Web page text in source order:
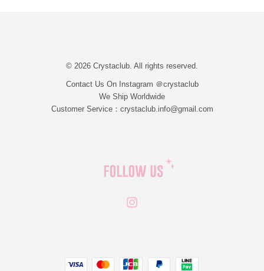
© 2026 Crystaclub. All rights reserved.
Contact Us On Instagram ＠crystaclub
We Ship Worldwide
Customer Service：crystaclub.info@gmail.com
Visa Master JCB Paypal